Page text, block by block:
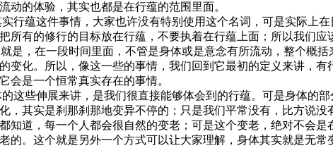
的体验，其实也都是在行蕴的范围里面。
蕴这件事情，大家也许没有特别使用这个名词，可是实际上在
有的修行的目标放在行蕴，不要执着在行蕴上面；所以我们应
，在一段时间里面，不管是身体或是意念有所流动，整个概括
化。所以，像这一些的事情，我们回到它最初的定义来讲，
会是一个恒常真实存在的事情。
些伸展来讲，是我们很直接能够体会到的行蕴。可是身体的部
其实是刹那刹那地变异不停的；只是我们平常没有，比方说
道，每一个人都会很自然的变老；可是这个变老，绝对不会
。这个就是另外一个方式可以让大家理解，身体其实就是无常